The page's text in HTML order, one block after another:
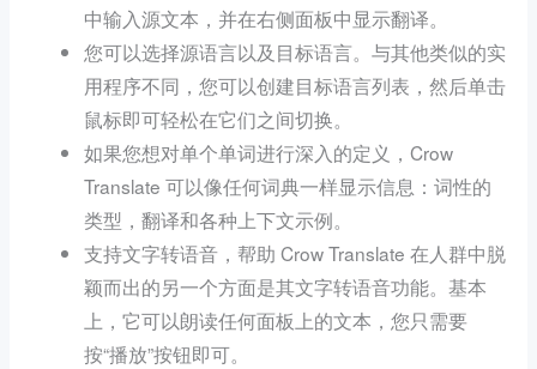
中输入源文本，并在右侧面板中显示翻译。
您可以选择源语言以及目标语言。与其他类似的实
用程序不同，您可以创建目标语言列表，然后单击
鼠标即可轻松在它们之间切换。
如果您想对单个单词进行深入的定义，Crow
Translate 可以像任何词典一样显示信息：词性的
类型，翻译和各种上下文示例。
支持文字转语音，帮助 Crow Translate 在人群中脱
颖而出的另一个方面是其文字转语音功能。基本
上，它可以朗读任何面板上的文本，您只需要
按“播放”按钮即可。